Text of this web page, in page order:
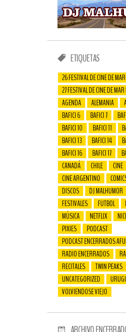
ETIQUETAS
26 FESTIVAL DE CINE DE
27 FESTIVAL DE CINE DE
AGENDA
ALEMANIA
BAFICI 6
BAFICI 7
BAFICI 10
BAFICI 11
BAFICI 13
BAFICI 14
BAFICI 16
BAFICI 17
CANADÁ
CHILE
CINE
CINE ARGENTINO
DISCOS
DJ MALHUMOR
FESTIVALES
FUTBOL
MÚSICA
NETFLIX
PIXIES
PODCAST
PODCAST ENCERRADOS
RADIO ENCERRADOS
RECITALES
TWIN PEAKS
UNCATEGORIZED
VOLVIENDOSE VIEJO